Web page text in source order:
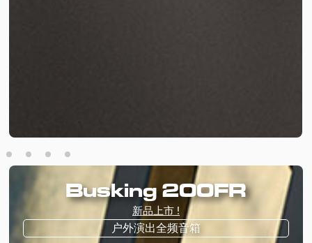
Busking 200FR
新品上市 !
户外演出全频音箱